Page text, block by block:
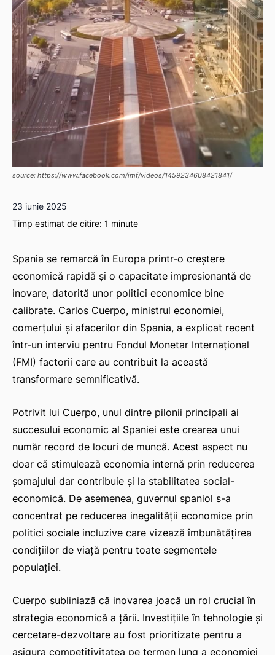
source: https://www.facebook.com/imf/videos/1459234608421841/
23 iunie 2025
Timp estimat de citire: 1 minute
Spania se remarcă în Europa printr-o creștere
economică rapidă și o capacitate impresionantă de
inovare, datorită unor politici economice bine
calibrate. Carlos Cuerpo, ministrul economiei,
comerțului și afacerilor din Spania, a explicat recent
într-un interviu pentru Fondul Monetar Internațional
(FMI) factorii care au contribuit la această
transformare semnificativă.
Potrivit lui Cuerpo, unul dintre pilonii principali ai
succesului economic al Spaniei este crearea unui
număr record de locuri de muncă. Acest aspect nu
doar că stimulează economia internă prin reducerea
șomajului dar contribuie și la stabilitatea social-
economică. De asemenea, guvernul spaniol s-a
concentrat pe reducerea inegalității economice prin
politici sociale incluzive care vizează îmbunătățirea
condițiilor de viață pentru toate segmentele
populației.
Cuerpo subliniază că inovarea joacă un rol crucial în
strategia economică a țării. Investițiile în tehnologie și
cercetare-dezvoltare au fost prioritizate pentru a
asigura competitivitatea pe termen lung a economiei